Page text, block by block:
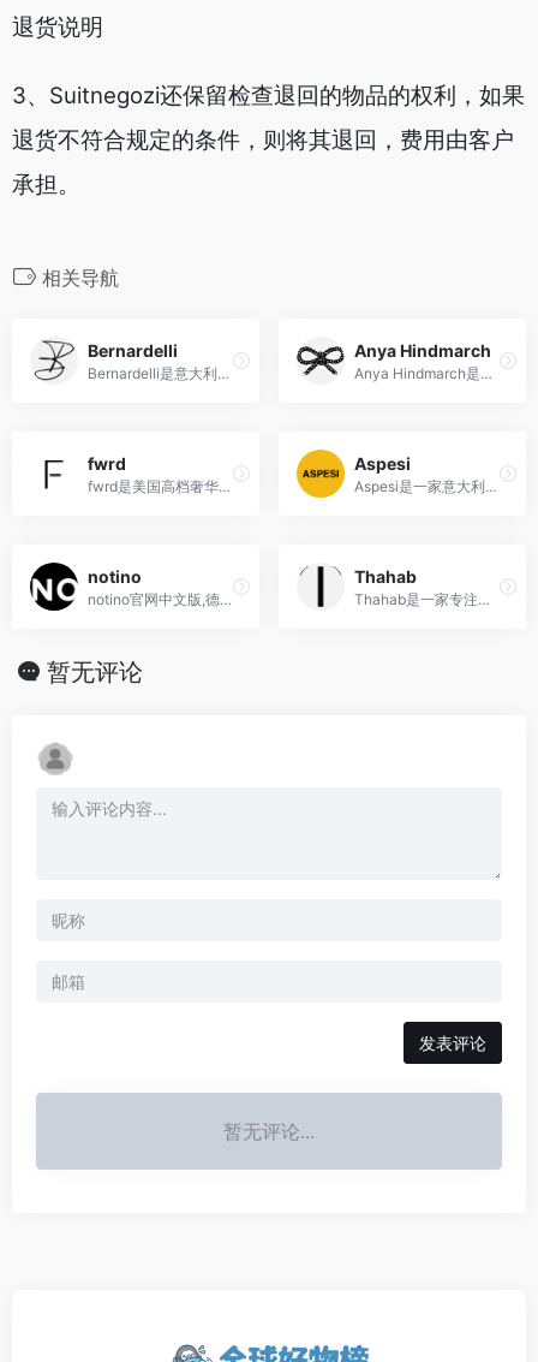
退货说明
3、Suitnegozi还保留检查退回的物品的权利，如果
退货不符合规定的条件，则将其退回，费用由客户
承担。
相关导航
Bernardelli
Bernardelli是意大利的时尚精品零售商，以其悠久的历史、高品质的产品和对独特设计的执着而备受推崇。
Anya Hindmarch
Anya Hindmarch是一位英国设计师创立的奢侈手袋品牌，以其富有创意和幽默感的设计风格在时尚界备受瞩目。
fwrd
fwrd是美国高档奢华时装在线目的地,奢侈品折扣电商
Aspesi
Aspesi是一家意大利时尚品牌，以其简约、实用和高品质的设计而闻名，提供男装、女装和配饰等多种类别的时尚商品。
notino
notino官网中文版,德国英国海...
Thahab
Thahab是一家专注于销售鞋服、珠宝手表和其他奢侈品的在线购物平台。
暂无评论
发表评论
暂无评论...